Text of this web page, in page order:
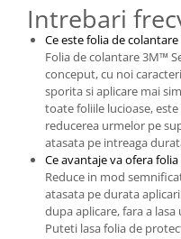
Intrebari
Ce este folia de
Folia de colantare 3M™
conceput, cu noi
sporita si aplicare mai
toate foliile lucioase,
reducerea urmelor pe
atasata pe intreaga
Ce avantaje va ofera
Reduce in mod
atasata pe durata
dupa aplicare, fara a lasa
Puteti lasa folia de